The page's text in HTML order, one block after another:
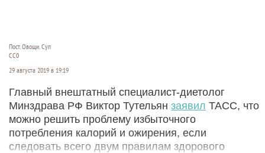
Пост. Овощи. Суп
СС0
29 августа 2019 в 19:19
Главный внештатный специалист-диетолог
Минздрава РФ Виктор Тутельян заявил ТАСС, что
можно решить проблему избыточного
потребления калорий и ожирения, если
следовать всего двум правилам здорового